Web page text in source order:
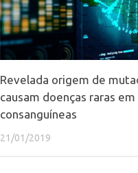
Revelada origem de
causam doenças raras
consanguíneas
21/01/2019